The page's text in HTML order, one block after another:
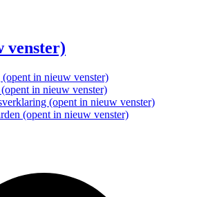
venster)
(opent in nieuw venster)
(opent in nieuw venster)
(opent in nieuw venster)
(opent in nieuw venster)